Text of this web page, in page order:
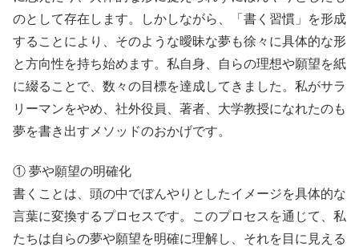
のとして存在します。しかしながら、「書く習慣」を形成
することにより、そのような曖昧な夢も徐々に具体的な形
と方向性を持ち始めます。私自身、自らの理想や願望を紙
に綴ることで、数々の目標を達成してきました。私がサラ
リーマンをやめ、社外役員、著者、大学教授になれたのも
夢を書き出すメソッドのおかげです。
① 夢や願望の明確化
書くことは、頭の中でぼんやりとしたイメージを具体的な
言葉に変換するプロセスです。このプロセスを通じて、私
たちは自らの夢や願望を明確に理解し、それを目に見える